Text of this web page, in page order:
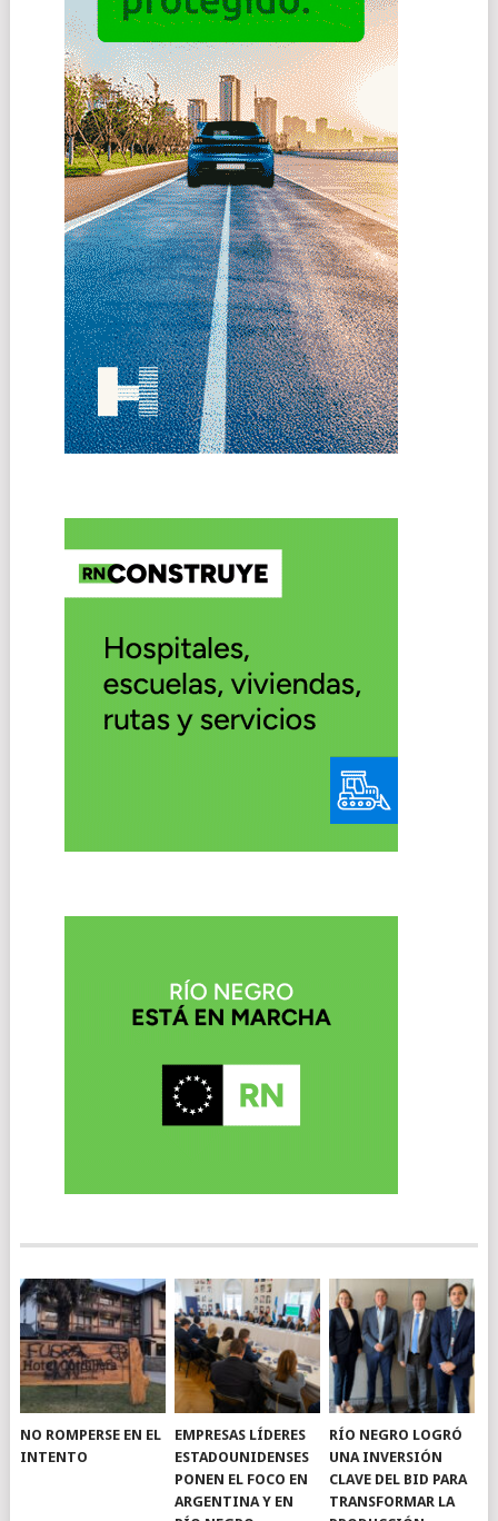
NO ROMPERSE EN EL
INTENTO
EMPRESAS LÍDERES
ESTADOUNIDENSES
PONEN EL FOCO EN
ARGENTINA Y EN
RÍO NEGRO LOGRÓ
UNA INVERSIÓN
CLAVE DEL BID PARA
TRANSFORMAR LA